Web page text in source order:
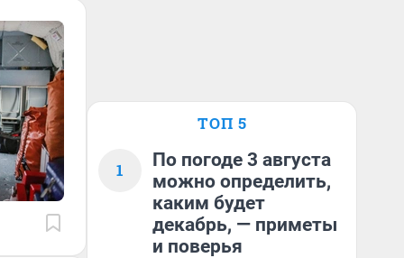
ТОП 5
1
По погоде 3 августа
можно определить,
каким будет
декабрь, — приметы
и поверья